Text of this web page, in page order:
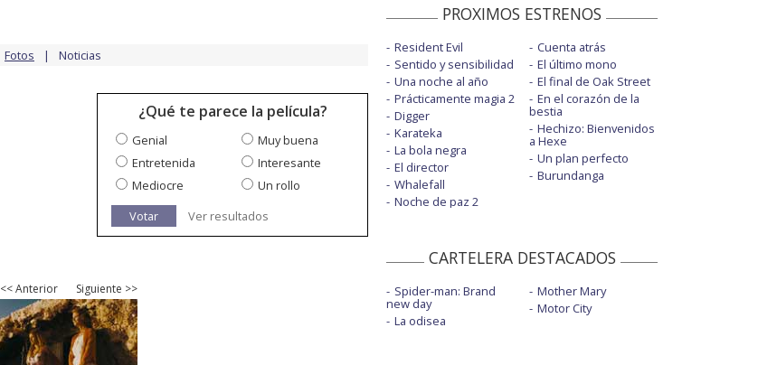
Fotos Noticias
¿Qué te parece la película?
Genial
Muy buena
Entretenida
Interesante
Mediocre
Un rollo
Votar
Ver resultados
<< Anterior Siguiente >>
PROXIMOS ESTRENOS
Resident Evil
Sentido y sensibilidad
Una noche al año
Prácticamente magia 2
Digger
Karateka
La bola negra
El director
Whalefall
Noche de paz 2
Cuenta atrás
El último mono
El final de Oak Street
En el corazón de la
bestia
Hechizo: Bienvenidos
a Hexe
Un plan perfecto
Burundanga
CARTELERA DESTACADOS
Spider-man: Brand
new day
La odisea
Mother Mary
Motor City